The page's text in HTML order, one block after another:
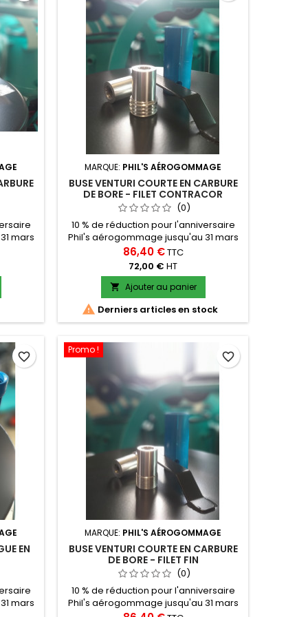
mars
Buse
pas »
de
ou
MARQUE: PHIL'S AÉROGOMMAGE
BUSE VENTURI COURTE EN CARBURE
DE BORE - FILET CONTRACOR
(0)
10 % de réduction pour l'anniversaire
Phil's aérogommage jusqu'au 31 mars
2026 Livraison offerte pour le
lancement de notre E-commerce Buse
Venturi Courte en Carbure de Bore
« Filet de 27 » - UNC 1/7 dit aussi « Pas
Contracor » Entrée 13 mm Pour tuyaux
de sablage 13x27 Convient à porte-
buses de type NHP 0 Tailles &amp;
86,40 €TTC
72,00 € HT
 Ajouter au panier
 Derniers articles en stock
EN
mars
favorite_border
Promo !
MARQUE: PHIL'S AÉROGOMMAGE
BUSE VENTURI COURTE EN CARBURE
DE BORE - FILET FIN
(0)
10 % de réduction pour l'anniversaire
Phil's aérogommage jusqu'au 31 mars
favorite_border